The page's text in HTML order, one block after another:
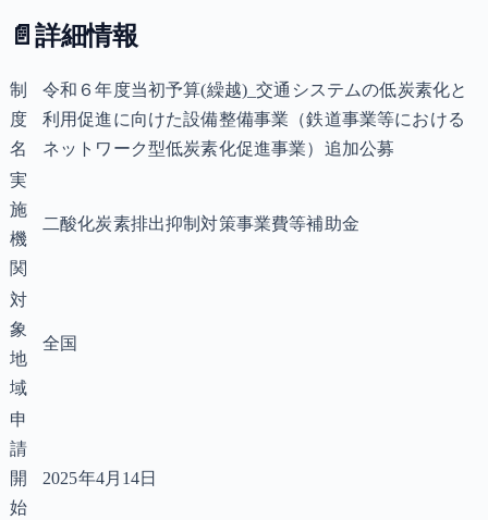
📄 詳細情報
制
度
名
令和６年度当初予算(繰越)_交通システムの低炭素化と
利用促進に向けた設備整備事業（鉄道事業等における
ネットワーク型低炭素化促進事業）追加公募
実
施
機
関
二酸化炭素排出抑制対策事業費等補助金
対
象
地
域
全国
申
請
開
始
2025年4月14日